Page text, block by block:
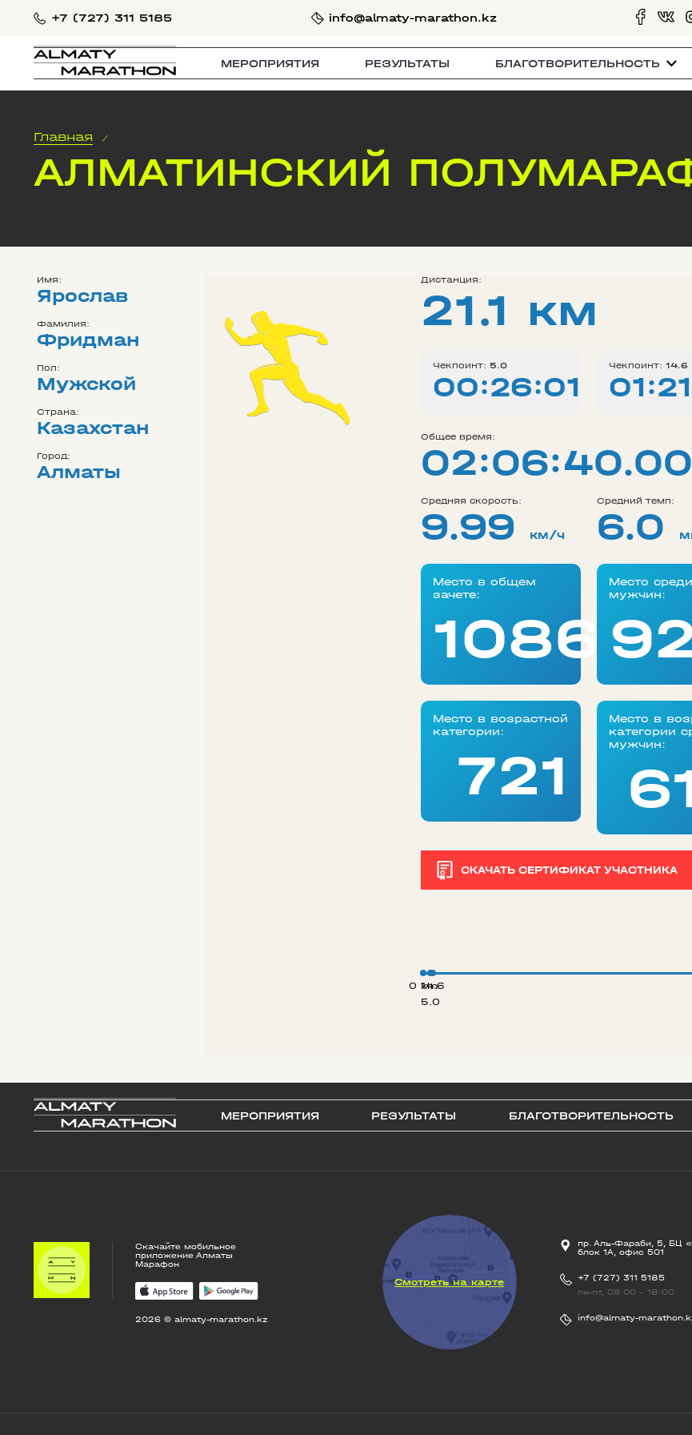
+7 (727) 311 5185 info@almaty-marathon.kz
МЕРОПРИЯТИЯ РЕЗУЛЬТАТЫ БЛАГОТВОРИТЕЛЬНОСТЬ
Главная /
АЛМАТИНСКИЙ
Имя:
Ярослав
Фамилия:
Фридман
Пол:
Мужской
Страна:
Казахстан
Город:
Алматы
Дистанция:
21.1 км
Чекпоинт: 5.0
00:26:01
Чекпоинт: 14.6
Общее время:
02:06:40.00
Средняя скорость:
9.99 км/ч
Средний темп:
6.0
Место в общем
зачете:
1086
Место среди
мужчин:
Место в возрастной
категории:
721
Место в
категории
мужчин:
СКАЧАТЬ СЕРТИФИКАТ УЧАСТНИКА
5.0
14.6
0 km
МЕРОПРИЯТИЯ РЕЗУЛЬТАТЫ БЛАГОТВОРИТЕЛЬНОСТЬ
Скачайте мобильное
приложение Алматы
Марафон
2026 © almaty-marathon.kz
Смотреть на карте
пр. Аль-Фараби, 5, БЦ
блок 1А, офис 501
+7 (727) 311 5185
пн-пт, 09:00 - 18:00
info@almaty-